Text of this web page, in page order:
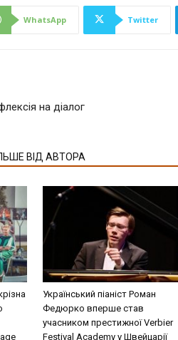
WhatsApp Twitter
на діалог
ВІД АВТОРА
Український піаніст Роман
Федюрко вперше став
учасником престижної Verbier
Festival Academy у Швейцарії